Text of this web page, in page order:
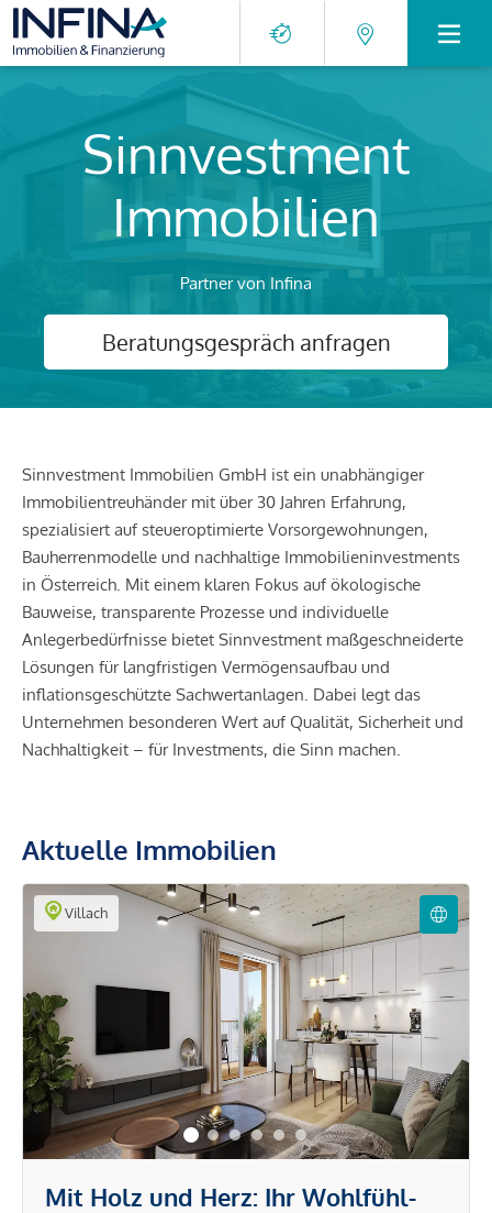
Sinnvestment
Immobilien
Partner von Infina
Beratungsgespräch anfragen
Sinnvestment Immobilien GmbH ist ein unabhängiger
Immobilientreuhänder mit über 30 Jahren Erfahrung,
spezialisiert auf steueroptimierte Vorsorgewohnungen,
Bauherrenmodelle und nachhaltige Immobilieninvestments
in Österreich. Mit einem klaren Fokus auf ökologische
Bauweise, transparente Prozesse und individuelle
Anlegerbedürfnisse bietet Sinnvestment maßgeschneiderte
Lösungen für langfristigen Vermögensaufbau und
inflationsgeschützte Sachwertanlagen. Dabei legt das
Unternehmen besonderen Wert auf Qualität, Sicherheit und
Nachhaltigkeit – für Investments, die Sinn machen.
Aktuelle Immobilien
Villach
Mit Holz und Herz: Ihr Wohlfühl-